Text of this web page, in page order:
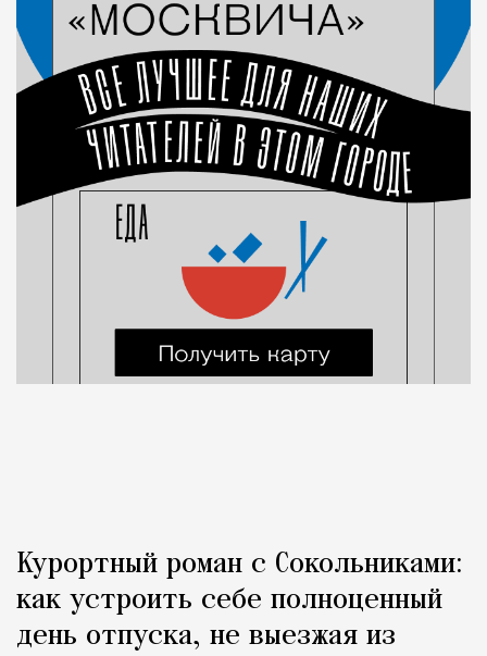
Курортный роман с Сокольниками:
как устроить себе полноценный
день отпуска, не выезжая из